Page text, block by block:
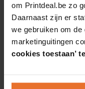
om Printdeal.be zo
Daarnaast zijn er
we gebruiken om
marketinguitingen
cookies toestaan’